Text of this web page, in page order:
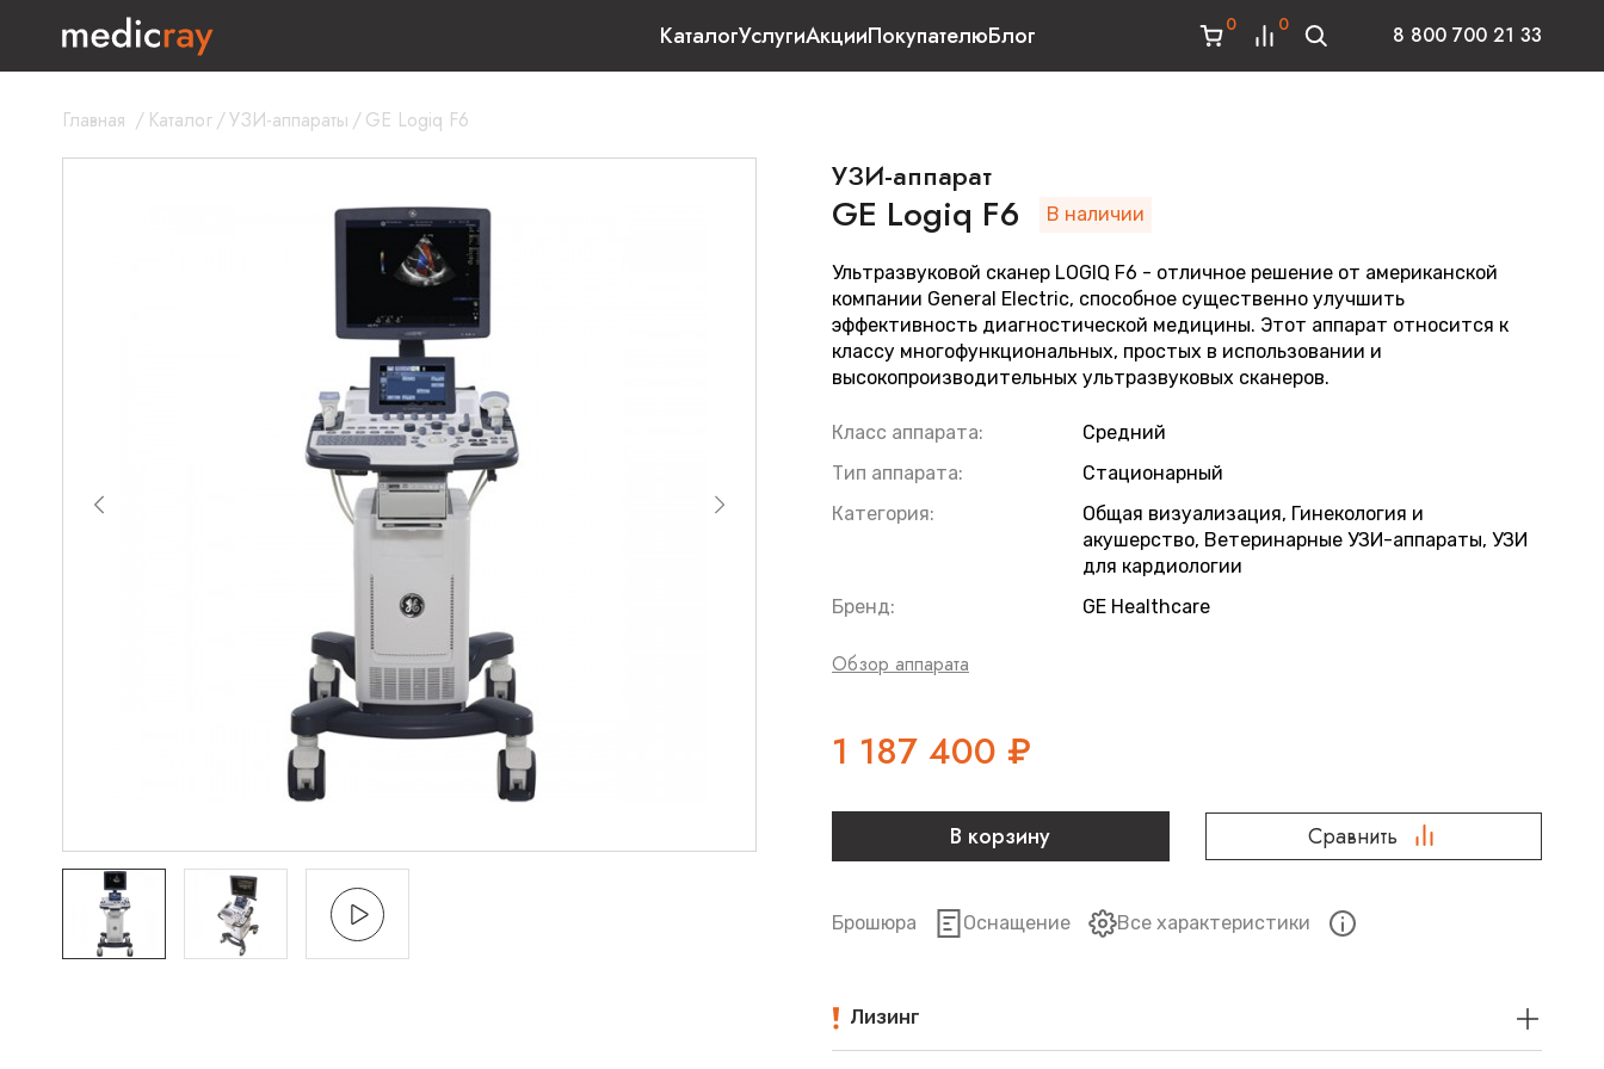
КаталогУслугиАкцииПокупателюБлог 0 0 8 800 700 21 33
Главная / Каталог/УЗИ-аппараты /GE Logiq F6
УЗИ-аппарат
GE Logiq F6 В наличии
Ультразвуковой сканер LOGIQ F6 - отличное решение от американской
компании General Electric, способное существенно улучшить
эффективность диагностической медицины. Этот аппарат относится к
классу многофункциональных, простых в использовании и
высокопроизводительных ультразвуковых сканеров.
Класс аппарата:
Средний
Тип аппарата:
Стационарный
Категория:
Общая визуализация, Гинекология и
акушерство, Ветеринарные УЗИ-аппараты, УЗИ
для кардиологии
Бренд:
GE Healthcare
Обзор аппарата
1 187 400 ₽
В корзину Сравнить
Брошюра Оснащение Все характеристики
Лизинг